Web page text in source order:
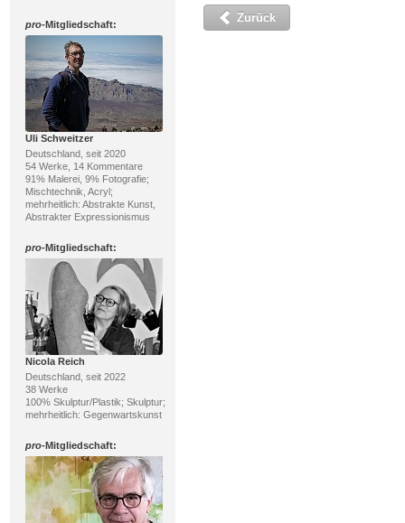
pro-Mitgliedschaft:
Uli Schweitzer
Deutschland, seit 2020
54 Werke, 14 Kommentare
91% Malerei, 9% Fotografie;
Mischtechnik, Acryl;
mehrheitlich: Abstrakte Kunst,
Abstrakter Expressionismus
pro-Mitgliedschaft:
Nicola Reich
Deutschland, seit 2022
38 Werke
100% Skulptur/Plastik; Skulptur;
mehrheitlich: Gegenwartskunst
pro-Mitgliedschaft:
Zurück